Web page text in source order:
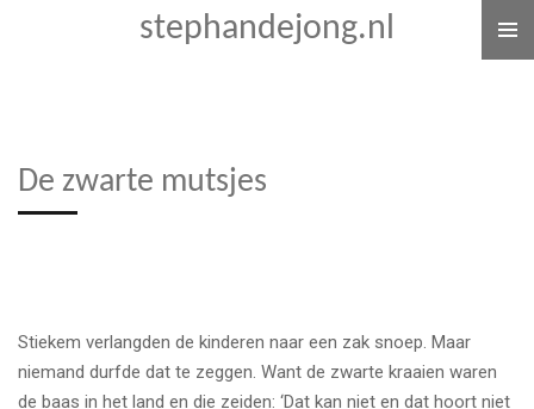
stephandejong.nl
De zwarte mutsjes
Stiekem verlangden de kinderen naar een zak snoep. Maar
niemand durfde dat te zeggen. Want de zwarte kraaien waren
de baas in het land en die zeiden: ‘Dat kan niet en dat hoort niet